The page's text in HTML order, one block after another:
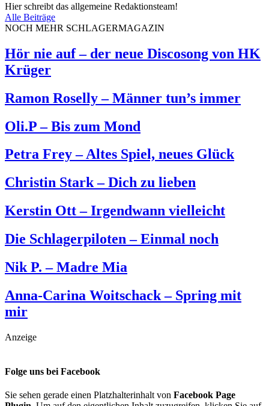
Hier schreibt das allgemeine Redaktionsteam!
Alle Beiträge
NOCH MEHR SCHLAGERMAGAZIN
Hör nie auf – der neue Discosong von HK
Krüger
Ramon Roselly – Männer tun’s immer
Oli.P – Bis zum Mond
Petra Frey – Altes Spiel, neues Glück
Christin Stark – Dich zu lieben
Kerstin Ott – Irgendwann vielleicht
Die Schlagerpiloten – Einmal noch
Nik P. – Madre Mia
Anna-Carina Woitschack – Spring mit
mir
Anzeige
Folge uns bei Facebook
Sie sehen gerade einen Platzhalterinhalt von Facebook Page